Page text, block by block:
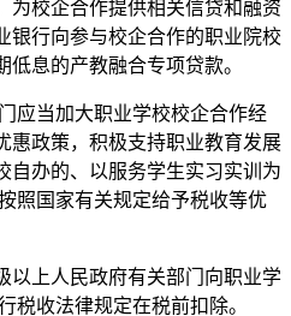
为校企合作提供相关信贷和融资
银行向参与校企合作的职业院校
息的产教融合专项贷款。
应当加大职业学校校企合作经
惠政策，积极支持职业教育发展
自办的、以服务学生实习实训为
照国家有关规定给予税收等优
以上人民政府有关部门向职业学
税收法律规定在税前扣除。